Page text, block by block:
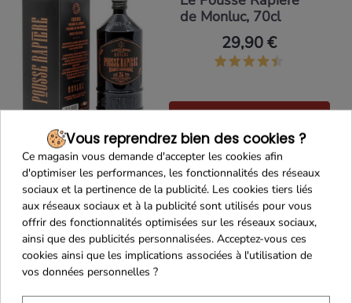
de Monluc, 70cl
29,90 €
Liqueur à l'Armagnac
et aux fruits de la
passion La Belle
Sandrine 16° 70cl
Vous reprendrez bien des cookies ?
Ce magasin vous demande d'accepter les cookies afin
d'optimiser les performances, les fonctionnalités des réseaux
sociaux et la pertinence de la publicité. Les cookies tiers liés
aux réseaux sociaux et à la publicité sont utilisés pour vous
offrir des fonctionnalités optimisées sur les réseaux sociaux,
ainsi que des publicités personnalisées. Acceptez-vous ces
cookies ainsi que les implications associées à l'utilisation de
vos données personnelles ?